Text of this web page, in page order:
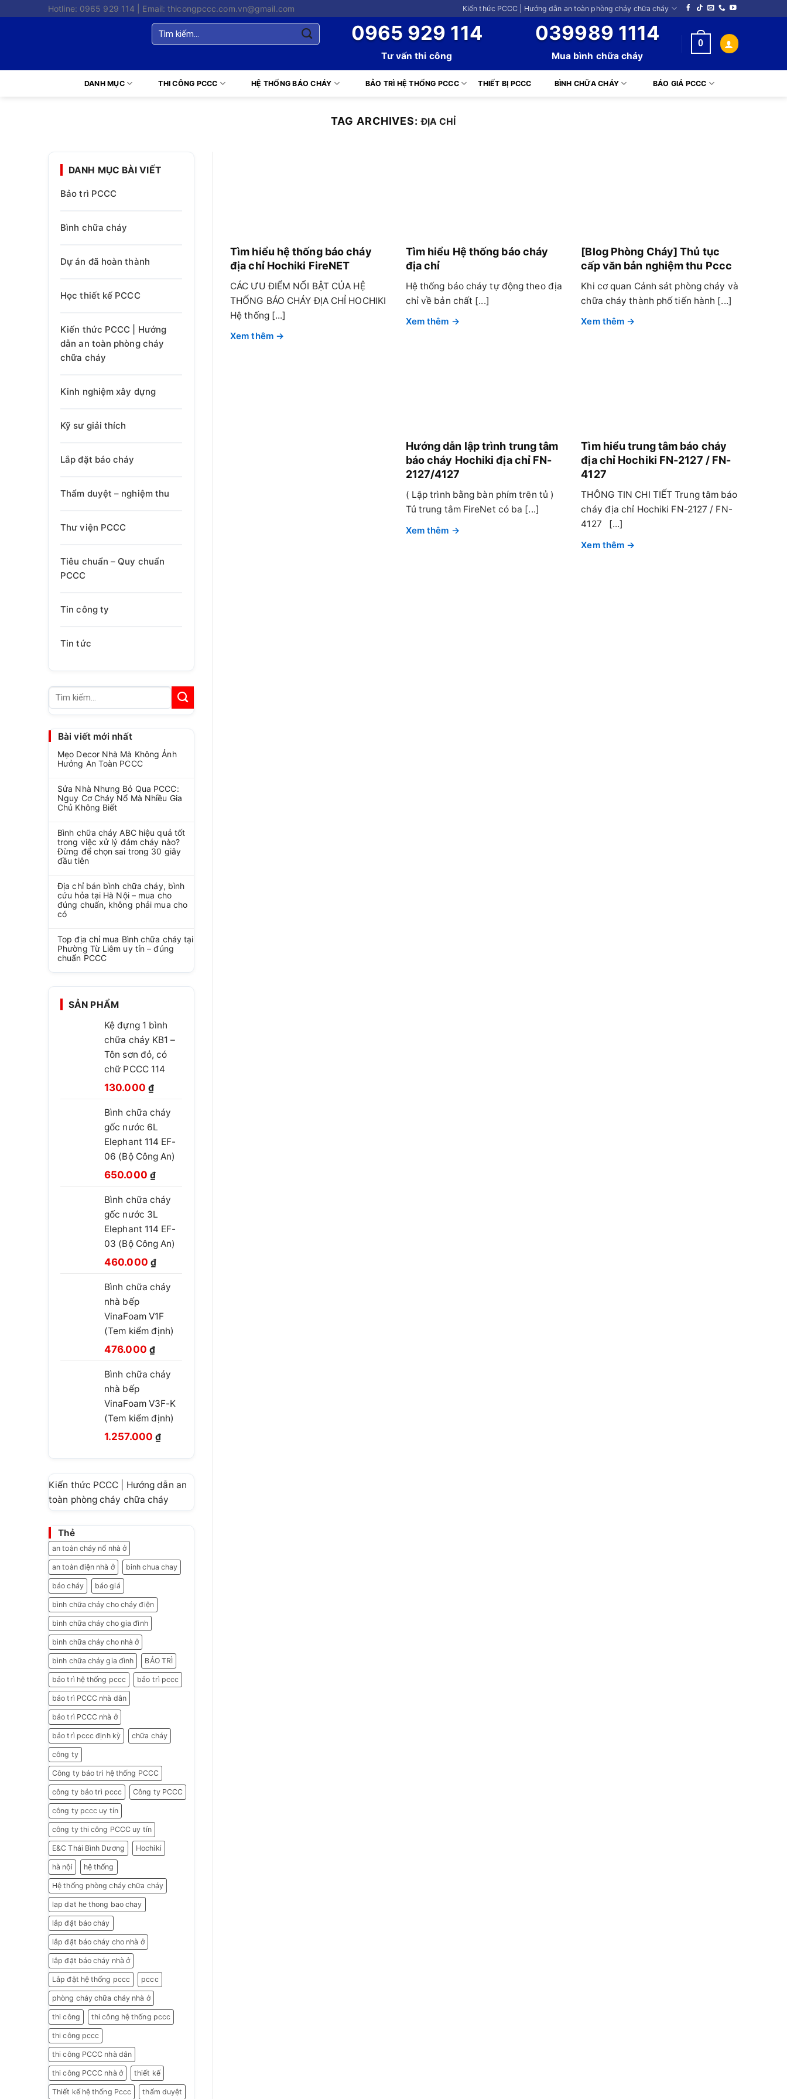
Hotline: 0965 929 114 | Email: thicongpccc.com.vn@gmail.com Kiến thức PCCC | Hướng dẫn an toàn phòng cháy chữa cháy
Tìm
kiếm:
0965 929 114
Tư vấn thi công
039989 1114
Mua bình chữa cháy
0
DANH MỤC THI CÔNG PCCC HỆ THỐNG BÁO CHÁY BẢO TRÌ HỆ THỐNG PCCC THIẾT BỊ PCCC BÌNH CHỮA CHÁY BÁO GIÁ PCCC
TAG ARCHIVES:ĐỊA CHỈ
DANH MỤC BÀI VIẾT
Bảo trì PCCC
Bình chữa cháy
Dự án đã hoàn thành
Học thiết kế PCCC
Kiến thức PCCC | Hướng
dẫn an toàn phòng cháy
chữa cháy
Kinh nghiệm xây dựng
Kỹ sư giải thích
Lắp đặt báo cháy
Thẩm duyệt – nghiệm thu
Thư viện PCCC
Tiêu chuẩn – Quy chuẩn
PCCC
Tin công ty
Tin tức
Tìm
kiếm:
Bài viết mới nhất
Mẹo Decor Nhà Mà Không Ảnh
Hưởng An Toàn PCCC
Sửa Nhà Nhưng Bỏ Qua PCCC:
Nguy Cơ Cháy Nổ Mà Nhiều Gia
Chủ Không Biết
Bình chữa cháy ABC hiệu quả tốt
trong việc xử lý đám cháy nào?
Đừng để chọn sai trong 30 giây
đầu tiên
Địa chỉ bán bình chữa cháy, bình
cứu hỏa tại Hà Nội – mua cho
đúng chuẩn, không phải mua cho
có
Top địa chỉ mua Bình chữa cháy tại
Phường Từ Liêm uy tín – đúng
chuẩn PCCC
SẢN PHẨM
Kệ đựng 1 bình
chữa cháy KB1 –
Tôn sơn đỏ, có
chữ PCCC 114
Giá
là:
210.000 ₫.
130.000 ₫Giá
tại
là:
130.000 ₫.
Bình chữa cháy
gốc nước 6L
Elephant 114 EF-
06 (Bộ Công An)
Giá
là:
850.000 ₫.
650.000 ₫Giá
tại
là:
650.000 ₫.
Bình chữa cháy
gốc nước 3L
Elephant 114 EF-
03 (Bộ Công An)
Giá
là:
660.000 ₫.
460.000 ₫Giá
tại
460.000 ₫.
Bình chữa cháy
nhà bếp
VinaFoam V1F
(Tem kiểm định)
Giá
là:
780.000 ₫.
476.000 ₫Giá
tại
476.000 ₫.
Bình chữa cháy
nhà bếp
VinaFoam V3F-K
(Tem kiểm định)
Giá
1.499.999 ₫.
1.257.000 ₫Giá
là:
1.257.000 ₫.
Kiến thức PCCC | Hướng dẫn an
toàn phòng cháy chữa cháy
Thẻ
an toàn cháy nổ nhà ở
an toàn điện nhà ở binh chua chay
báo cháy báo giá
bình chữa cháy cho cháy điện
bình chữa cháy cho gia đình
bình chữa cháy cho nhà ở
bình chữa cháy gia đình BẢO TRÌ
bảo trì hệ thống pccc bảo trì pccc
bảo trì PCCC nhà dân
bảo trì PCCC nhà ở
bảo trì pccc định kỳ chữa cháy
công ty
Công ty bảo trì hệ thống PCCC
công ty bảo trì pccc Công ty PCCC
công ty pccc uy tín
công ty thi công PCCC uy tín
E&C Thái Bình Dương Hochiki
hà nội hệ thống
Hệ thống phòng cháy chữa cháy
lap dat he thong bao chay
lắp đặt báo cháy
lắp đặt báo cháy cho nhà ở
lắp đặt báo cháy nhà ở
Lắp đặt hệ thống pccc pccc
phòng cháy chữa cháy nhà ở
thi công thi công hệ thống pccc
thi công pccc
thi công PCCC nhà dân
thi công PCCC nhà ở thiết kế
Thiết kế hệ thống Pccc thẩm duyệt
Tìm hiểu hệ thống báo cháy
địa chỉ Hochiki FireNET
CÁC ƯU ĐIỂM NỔI BẬT CỦA HỆ
THỐNG BÁO CHÁY ĐỊA CHỈ HOCHIKI
Hệ thống [...]
Tìm hiểu Hệ thống báo cháy
địa chỉ
Hệ thống báo cháy tự động theo địa
chỉ về bản chất [...]
[Blog Phòng Cháy] Thủ tục
cấp văn bản nghiệm thu Pccc
Khi cơ quan Cảnh sát phòng cháy và
chữa cháy thành phố tiến hành [...]
Hướng dẫn lập trình trung tâm
báo cháy Hochiki địa chỉ FN-
2127/4127
( Lập trình bằng bàn phím trên tủ )
Tủ trung tâm FireNet có ba [...]
Tìm hiểu trung tâm báo cháy
địa chỉ Hochiki FN-2127 / FN-
4127
THÔNG TIN CHI TIẾT Trung tâm báo
cháy địa chỉ Hochiki FN-2127 / FN-
4127 [...]